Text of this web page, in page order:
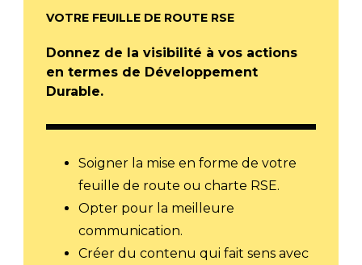
VOTRE FEUILLE DE ROUTE RSE
Donnez de la visibilité à vos actions
en termes de Développement
Durable.
Soigner la mise en forme de votre
feuille de route ou charte RSE.
Opter pour la meilleure
communication.
Créer du contenu qui fait sens avec